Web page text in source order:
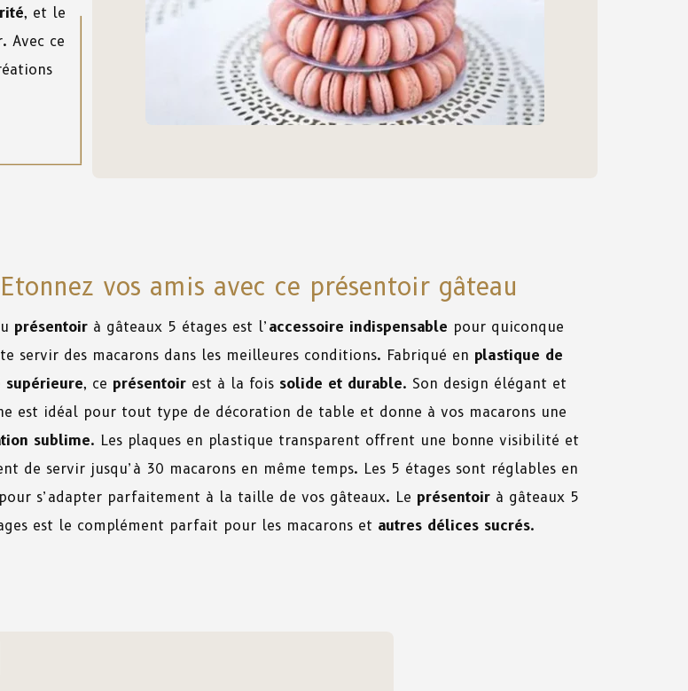
, et le
Avec ce
Etonnez vos amis avec ce présentoir gâteau
présentoir à gâteaux 5 étages est l’ accessoire indispensable pour quiconque
servir des macarons dans les meilleures conditions. Fabriqué en plastique de
supérieure, ce présentoirest à la fois solide et durable. Son design élégant et
est idéal pour tout type de décoration de table et donne à vos macarons une
sublime. Les plaques en plastique transparent offrent une bonne visibilité et
de servir jusqu’à 30 macarons en même temps. Les 5 étages sont réglables en
s’adapter parfaitement à la taille de vos gâteaux. Le présentoir à gâteaux 5
est le complément parfait pour les macarons et autres délices sucrés.